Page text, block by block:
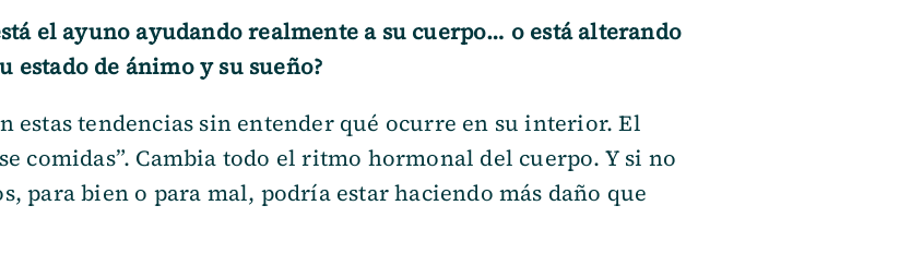
el ayuno ayudando realmente a su cuerpo… o está alterando
estado de ánimo y su sueño?
estas tendencias sin entender qué ocurre en su interior. El
comidas”. Cambia todo el ritmo hormonal del cuerpo. Y si no
para bien o para mal, podría estar haciendo más daño que